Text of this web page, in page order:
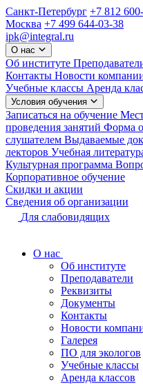
Санкт-Петербург +7 812
Москва +7 499 644-03-38
ipk@integral.ru
О нас
Об институте
Контакты Новости
Учебные классы Аренда
Условия обучения
Записаться на обучение
проведения занятий Форма
слушателем Выдаваемые
лекторов Учебная
Культурная программа
Корпоративное обучение
Скидки и акции
Сведения об организации
Для слабовидящих
О нас
Об институте
Преподаватели
Реквизиты
Документы
Контакты
Новости
Галерея
ПО для экологов
Учебные классы
Аренда классов